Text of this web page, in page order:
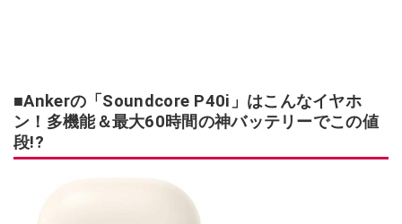
■Ankerの「Soundcore P40i」はこんなイヤホ
ン！多機能＆最大60時間の神バッテリーでこの値
段!?